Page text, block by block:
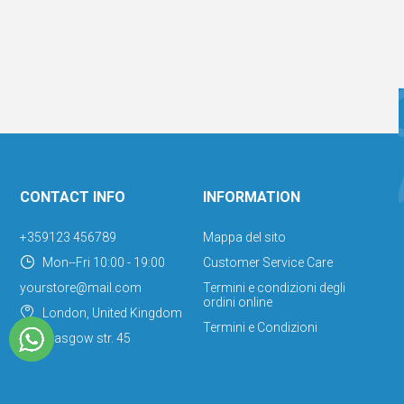
CONTACT INFO
+359123 456789
Mon--Fri 10:00 - 19:00
yourstore@mail.com
London, United Kingdom
Glasgow str. 45
INFORMATION
Mappa del sito
Customer Service Care
Termini e condizioni degli
ordini online
Termini e Condizioni